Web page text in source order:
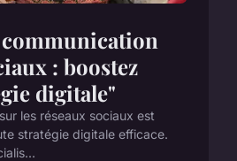
: boostez
digitale"
les réseaux sociaux est
stratégie digitale efficace.